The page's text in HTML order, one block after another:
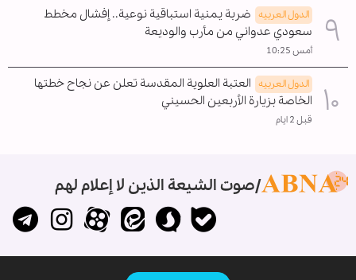
الدول العربیه ضربة يمنية استباقية نوعية.. إفشال مخطط
سعودي عدواني من مأرب والوديعة
أمس 10:25
الدول العربیه العتبة العلوية المقدسة تعلن عن نجاح خطتها
الخاصة بزيارة الأربعين الحسيني
قبل 2 ايام
صوت الشيعة الذين لا إعلام لهم